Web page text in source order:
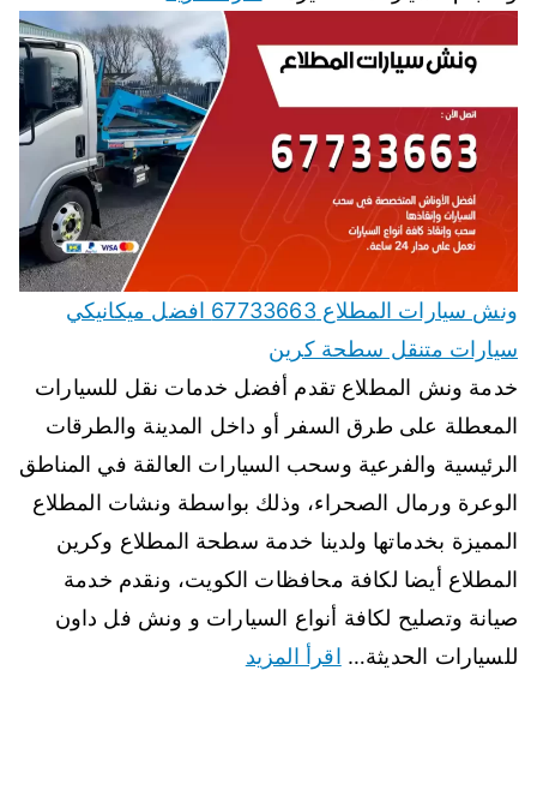
ونش سيارات المطلاع 67733663 افضل ميكانيكي
سيارات متنقل سطحة كرين
خدمة ونش المطلاع تقدم أفضل خدمات نقل للسيارات
المعطلة على طرق السفر أو داخل المدينة والطرقات
الرئيسية والفرعية وسحب السيارات العالقة في المناطق
الوعرة ورمال الصحراء، وذلك بواسطة ونشات المطلاع
المميزة بخدماتها ولدينا خدمة سطحة المطلاع وكرين
المطلاع أيضا لكافة محافظات الكويت، ونقدم خدمة
صيانة وتصليح لكافة أنواع السيارات و ونش فل داون
للسيارات الحديثة… اقرأ المزيد